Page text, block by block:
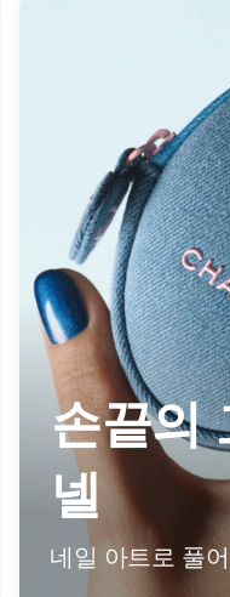
손끝의
넬
네일 아트로 풀